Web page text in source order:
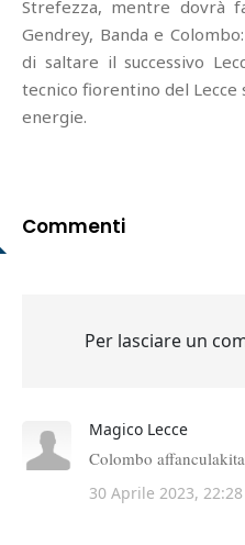
Strefezza, mentre dovrà
Gendrey, Banda e
di saltare il successivo
tecnico fiorentino del
energie.
Commenti